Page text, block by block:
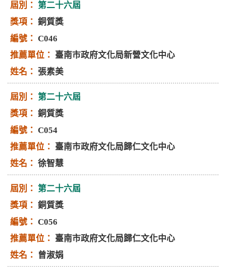
第二十六屆
銅質獎
C046
臺南市政府文化局新營文化中心
張素美
第二十六屆
銅質獎
C054
臺南市政府文化局歸仁文化中心
徐智慧
第二十六屆
銅質獎
C056
臺南市政府文化局歸仁文化中心
曾淑娟